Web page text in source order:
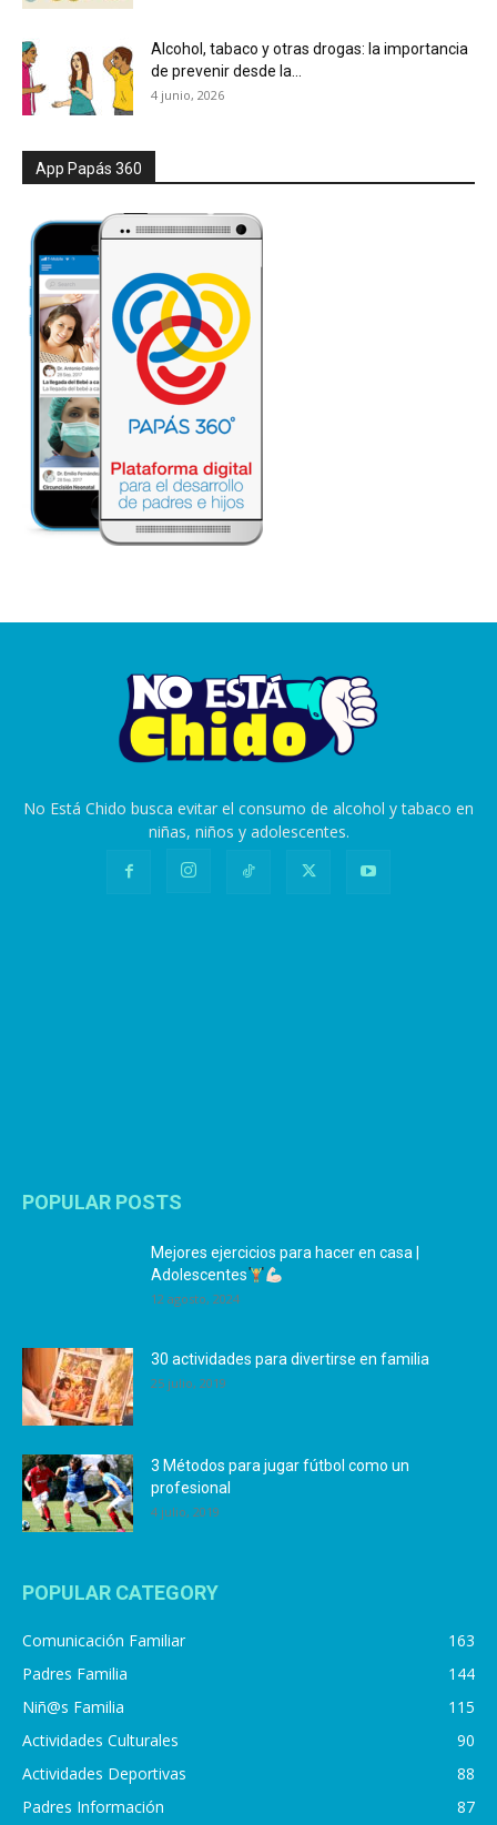
Alcohol, tabaco y otras drogas: la importancia
de prevenir desde la...
4 junio, 2026
App Papás 360
No Está Chido busca evitar el consumo de alcohol y tabaco en
niñas, niños y adolescentes.
POPULAR POSTS
Mejores ejercicios para hacer en casa |
Adolescentes
12 agosto, 2024
30 actividades para divertirse en familia
25 julio, 2019
3 Métodos para jugar fútbol como un
profesional
4 julio, 2019
POPULAR CATEGORY
Comunicación Familiar
163
Padres Familia
144
Niñ@s Familia
115
Actividades Culturales
90
Actividades Deportivas
88
Padres Información
87